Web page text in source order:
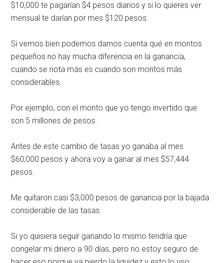
$10,000 te pagarían $4 pesos diarios y si lo quieres ver
mensual te darían por mes $120 pesos.
Si vemos bien podemos darnos cuenta qué en montos
pequeños no hay mucha diferencia en la ganancia,
cuando se nota más es cuando son montos más
considerables.
Por ejemplo, con el monto que yo tengo invertido que
son 5 millones de pesos.
Antes de este cambio de tasas yo ganaba al mes
$60,000 pesos y ahora voy a ganar al mes $57,444
pesos.
Me quitaron casi $3,000 pesos de ganancia por la bajada
considerable de las tasas.
Si yo quisiera seguir ganando lo mismo tendría que
congelar mi dinero a 90 días, pero no estoy seguro de